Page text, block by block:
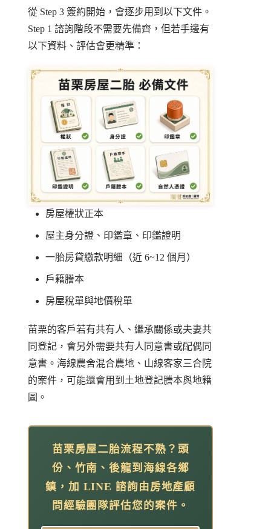
從 Step 3 簽約開始，會逐步用到以下文件。
Step 1 諮詢階段不需要先備齊，但若手邊有
以下資料、評估會更精準：
房屋權狀正本
屋主身分證、印鑑章、印鑑證明
一胎房貸繳款明細（近 6~12 個月）
戶籍謄本
房屋稅單與地價稅單
苗栗的客戶若有共有人、繼承關係或夫妻共
同登記，會另外需要共有人同意書或配偶同
意書。海線農舍混合農地、山線客家三合院
的案件，可能還會用到土地登記謄本與地籍
圖。
苗栗房屋二胎流程不熟？頭
份、竹南、後龍到海線各鄉
鎮，加 LINE 諮詢由房地產顧
問經驗團隊評估您的案件。